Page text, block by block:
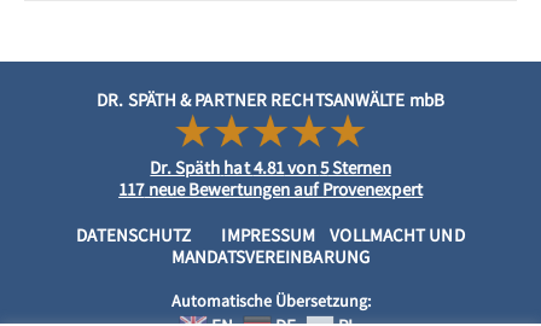
DR. SPÄTH & PARTNER RECHTSANWÄLTE mbB
Dr. Späth hat4.81von5Sternen
117neue Bewertungen auf Provenexpert
DATENSCHUTZ
IMPRESSUM
VOLLMACHT UND
MANDATSVEREINBARUNG
Automatische Übersetzung: